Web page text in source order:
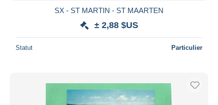
SX - ST MARTIN - ST MAARTEN
± 2,88 $US
Statut Particulier